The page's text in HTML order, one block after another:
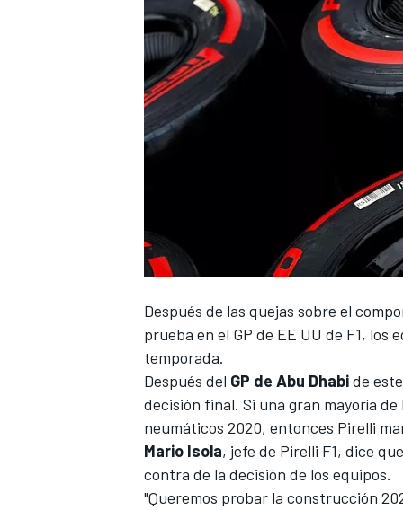
Después de las quejas sobre el
prueba en el GP de EE UU de F1, los
temporada.
Después del GP de Abu Dhabide
decisión final. Si una gran mayoría
neumáticos 2020, entonces Pirelli
Mario Isola, jefe de Pirelli F1, dice
contra de la decisión de los equipos.
"Queremos probar la construcción